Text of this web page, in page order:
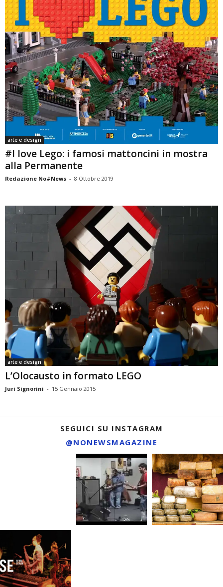
arte e design
#I love Lego: i famosi mattoncini in mostra
alla Permanente
Redazione No#News - 8 Ottobre 2019
arte e design
L’Olocausto in formato LEGO
Juri Signorini - 15 Gennaio 2015
SEGUICI SU INSTAGRAM
@NONEWSMAGAZINE